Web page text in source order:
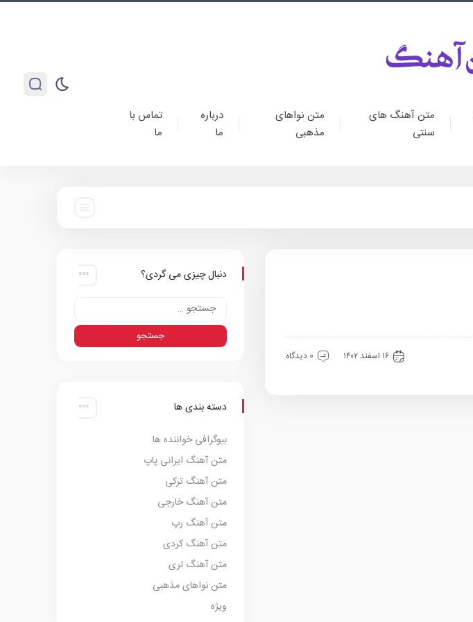
متن آهنگ های
سنتی
متن نواهای
مذهبی
درباره
ما
تماس با
ما
۱۶ اسفند ۱۴۰۲ 0 دیدگاه
دنبال چیزی می گردی؟
دسته بندی ها
بیوگرافی خواننده ها
متن آهنگ ایرانی پاپ
متن آهنگ ترکی
متن آهنگ خارجی
متن آهنگ رپ
متن آهنگ کردی
متن آهنگ لری
متن نواهای مذهبی
ویژه